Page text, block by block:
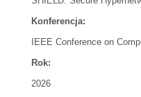
Konferencja:
IEEE Conference on
Rok:
2026